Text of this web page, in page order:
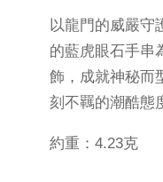
以龍門的威嚴守
的藍虎眼石手串
飾，成就神秘而
刻不羈的潮酷態
約重：4.23克